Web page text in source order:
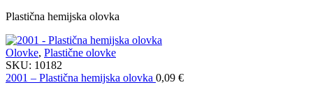
Plastična hemijska olovka
Olovke, Plastične olovke
SKU: 10182
2001 – Plastična hemijska olovka 0,09 €